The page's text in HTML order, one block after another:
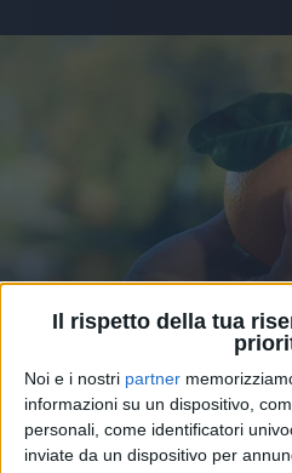
Il rispetto della tua
Noi e i nostri partner
informazioni su un dispositivo,
personali, come identificatori
inviate da un dispositivo per
DOVE E QUANDO 24 gen 2026
AIRC: le piazze italiane
le Arance della Salute